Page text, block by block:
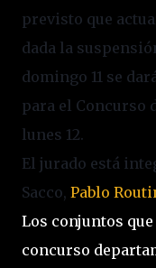
previsto que
dada la
domingo 11 se
para el Concurso
lunes 12.
El jurado está
Sacco, Pablo
Los conjuntos
concurso